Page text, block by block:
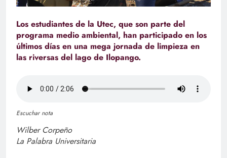
Los estudiantes de la Utec, que son parte del
programa medio ambiental, han participado en los
últimos días en una mega jornada de limpieza en
las riversas del lago de Ilopango.
Escuchar nota
Wilber Corpeño
La Palabra Universitaria